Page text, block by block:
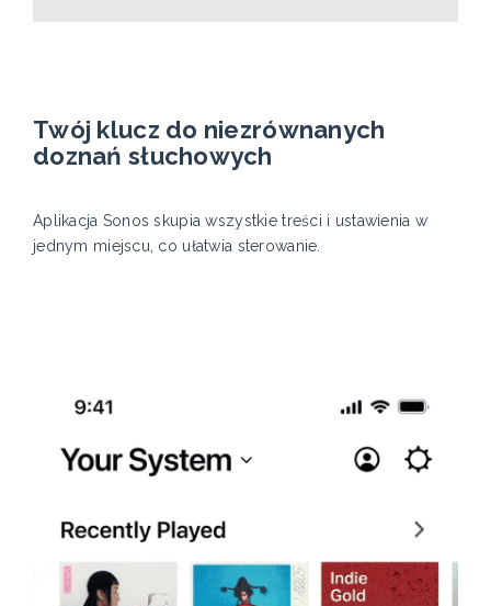
Twój klucz do niezrównanych
doznań słuchowych
Aplikacja Sonos skupia wszystkie treści i ustawienia w
jednym miejscu, co ułatwia sterowanie.